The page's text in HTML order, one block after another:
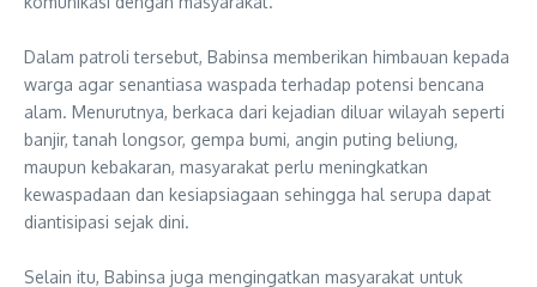
‎Dalam patroli tersebut, Babinsa memberikan himbauan kepada
warga agar senantiasa waspada terhadap potensi bencana
alam. Menurutnya, berkaca dari kejadian diluar wilayah seperti
banjir, tanah longsor, gempa bumi, angin puting beliung,
maupun kebakaran, masyarakat perlu meningkatkan
kewaspadaan dan kesiapsiagaan sehingga hal serupa dapat
diantisipasi sejak dini.
‎Selain itu, Babinsa juga mengingatkan masyarakat untuk